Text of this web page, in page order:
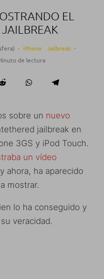
EL
· iPhone Jailbreak ·
de lectura
sobre un nuevo
jailbreak en
3GS y iPod Touch.
un vídeo
ahora, ha aparecido
mostrar.
lo ha conseguido y
veracidad.